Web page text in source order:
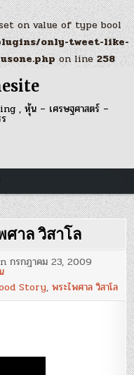
on value of type bool
only-tweet-like-
on line258
, หุ้น – เศรษฐศาสตร์ –
กรกฎาคม 23, 2009
บน
“ยึด
ติด”
โดย
Story, พระไพศาล วิสาโล‏